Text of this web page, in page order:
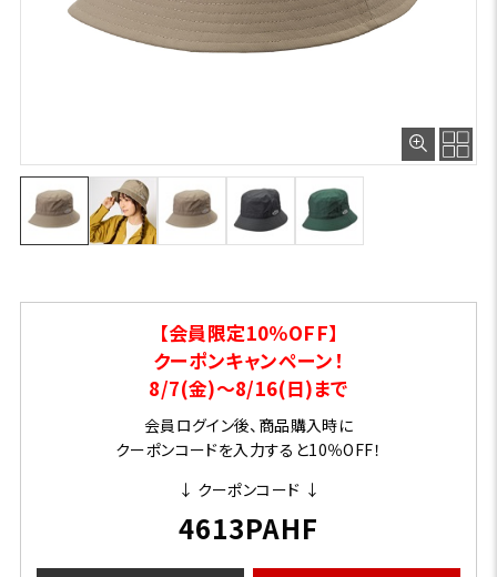
【会員限定10％OFF】
クーポンキャンペーン！
8/7(金)～8/16(日)まで
会員ログイン後、商品購入時に
クーポンコードを入力すると10％OFF！
↓ クーポンコード ↓
4613PAHF